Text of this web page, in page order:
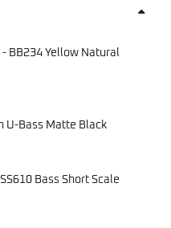
- BB234 Yellow Natural
U-Bass Matte Black
Bass Short Scale